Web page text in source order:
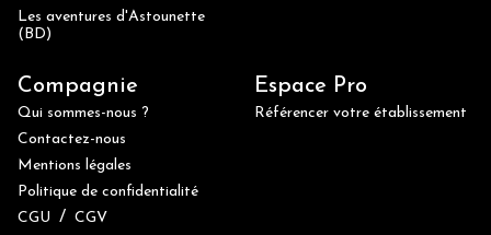
Les aventures d'Astounette
(BD)
Compagnie
Qui sommes-nous ?
Contactez-nous
Mentions légales
Politique de confidentialité
CGU / CGV
Espace Pro
Référencer votre établissement